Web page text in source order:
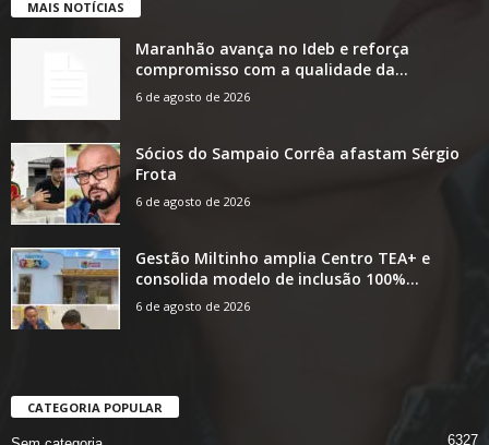
MAIS NOTÍCIAS
Maranhão avança no Ideb e reforça
compromisso com a qualidade da...
6 de agosto de 2026
Sócios do Sampaio Corrêa afastam Sérgio
Frota
6 de agosto de 2026
Gestão Miltinho amplia Centro TEA+ e
consolida modelo de inclusão 100%...
6 de agosto de 2026
CATEGORIA POPULAR
6327